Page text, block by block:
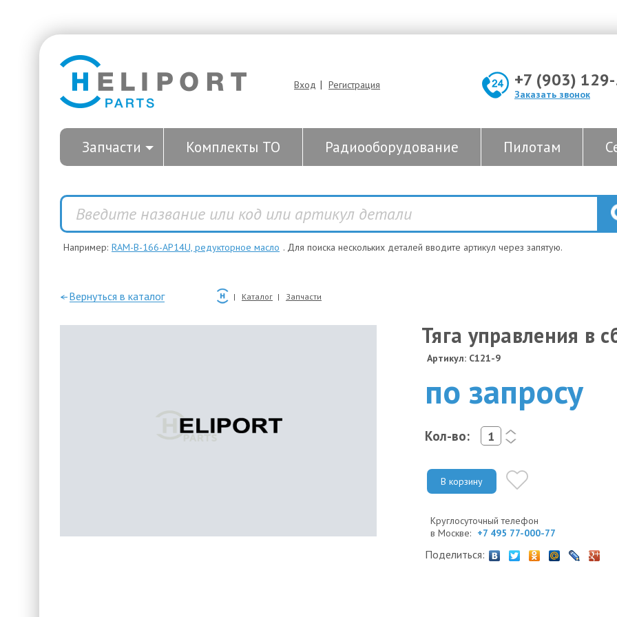
Вход | Регистрация +7 (903)
Заказать звонок
Запчасти Комплекты ТО Радиооборудование Пилотам
Например: RAM-B-166-AP14U, редукторное масло . Для поиска нескольких деталей вводите артикул через запятую.
—Вернуться в каталог Каталог Запчасти
Тяга управления в
Артикул: C121-9
по запросу
Кол-во:
<
>
В корзину
Круглосуточный телефон
в Москве: +7 495 77-000-77
Поделиться: